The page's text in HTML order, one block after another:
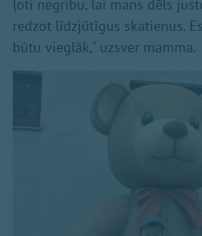
ļoti negribu, lai mans dēls
redzot līdzjūtīgus skatienus.
būtu vieglāk," uzsver mamma.